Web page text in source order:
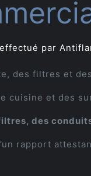
par
des filtres et
cuisine et des
des
rapport